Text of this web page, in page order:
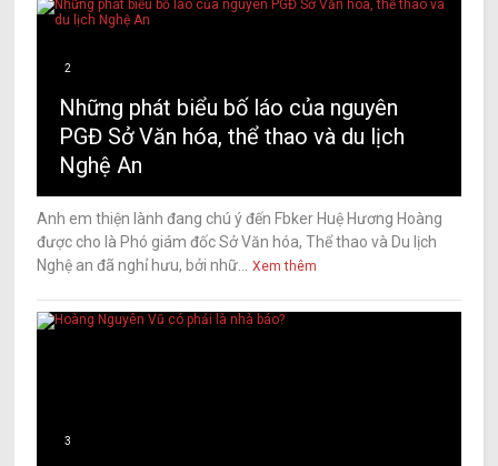
2
Những phát biểu bố láo của nguyên
PGĐ Sở Văn hóa, thể thao và du lịch
Nghệ An
Anh em thiện lành đang chú ý đến Fbker Huệ Hương Hoàng
được cho là Phó giám đốc Sở Văn hóa, Thể thao và Du lịch
Nghệ an đã nghỉ hưu, bởi nhữ...
Xem thêm
3